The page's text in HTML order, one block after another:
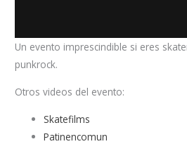
Un evento imprescindible si eres
punkrock.
Otros videos del evento:
Skatefilms
Patinencomun